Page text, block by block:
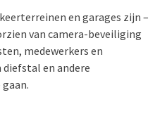
en garages zijn –
van camera-beveiliging
medewerkers en
en andere